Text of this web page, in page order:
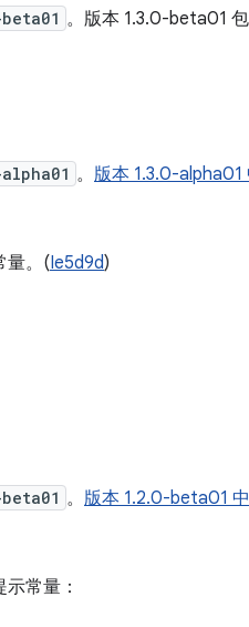
。版本 1.3.0-beta01
。 版本 1.3.0-alpha01
量。(Ie5d9d)
。 版本 1.2.0-beta01
常量：